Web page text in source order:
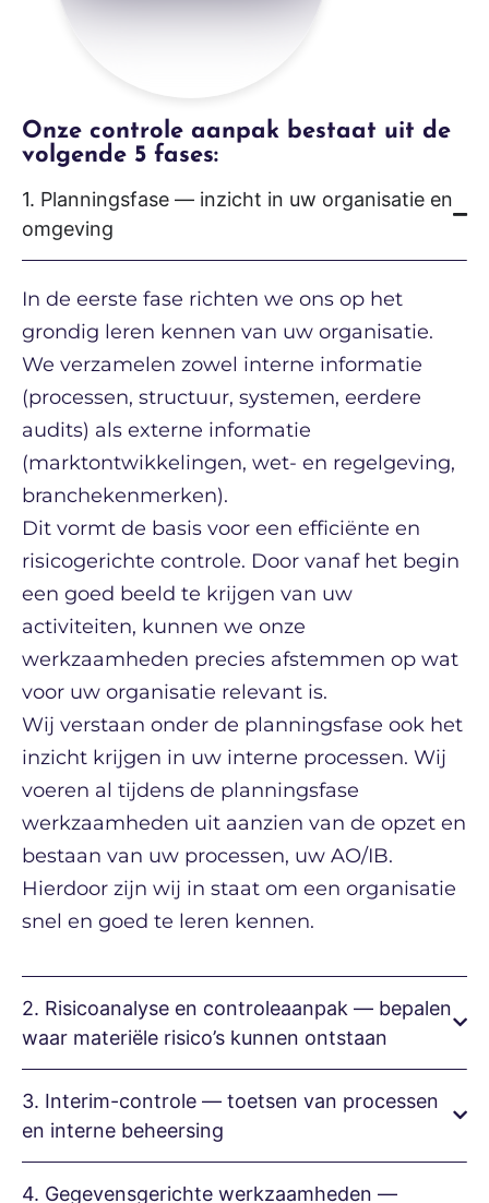
Onze controle aanpak bestaat uit de
volgende 5 fases:
1. Planningsfase — inzicht in uw organisatie en
omgeving
In de eerste fase richten we ons op het
grondig leren kennen van uw organisatie.
We verzamelen zowel interne informatie
(processen, structuur, systemen, eerdere
audits) als externe informatie
(marktontwikkelingen, wet- en regelgeving,
branchekenmerken).
Dit vormt de basis voor een efficiënte en
risicogerichte controle. Door vanaf het begin
een goed beeld te krijgen van uw
activiteiten, kunnen we onze
werkzaamheden precies afstemmen op wat
voor uw organisatie relevant is.
Wij verstaan onder de planningsfase ook het
inzicht krijgen in uw interne processen. Wij
voeren al tijdens de planningsfase
werkzaamheden uit aanzien van de opzet en
bestaan van uw processen, uw AO/IB.
Hierdoor zijn wij in staat om een organisatie
snel en goed te leren kennen.
2. Risicoanalyse en controleaanpak — bepalen
waar materiële risico’s kunnen ontstaan
3. Interim-controle — toetsen van processen
en interne beheersing
4. Gegevensgerichte werkzaamheden —